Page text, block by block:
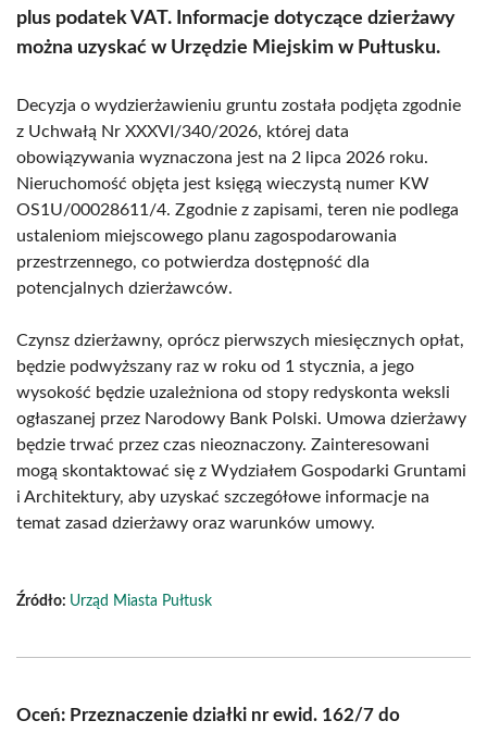
plus podatek VAT. Informacje dotyczące dzierżawy
można uzyskać w Urzędzie Miejskim w Pułtusku.
Decyzja o wydzierżawieniu gruntu została podjęta zgodnie
z Uchwałą Nr XXXVI/340/2026, której data
obowiązywania wyznaczona jest na 2 lipca 2026 roku.
Nieruchomość objęta jest księgą wieczystą numer KW
OS1U/00028611/4. Zgodnie z zapisami, teren nie podlega
ustaleniom miejscowego planu zagospodarowania
przestrzennego, co potwierdza dostępność dla
potencjalnych dzierżawców.
Czynsz dzierżawny, oprócz pierwszych miesięcznych opłat,
będzie podwyższany raz w roku od 1 stycznia, a jego
wysokość będzie uzależniona od stopy redyskonta weksli
ogłaszanej przez Narodowy Bank Polski. Umowa dzierżawy
będzie trwać przez czas nieoznaczony. Zainteresowani
mogą skontaktować się z Wydziałem Gospodarki Gruntami
i Architektury, aby uzyskać szczegółowe informacje na
temat zasad dzierżawy oraz warunków umowy.
Źródło: Urząd Miasta Pułtusk
Oceń: Przeznaczenie działki nr ewid. 162/7 do